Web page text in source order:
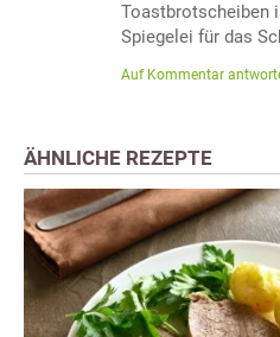
Toastbrotscheiben
Spiegelei für das
Auf Kommentar
ÄHNLICHE REZEPTE